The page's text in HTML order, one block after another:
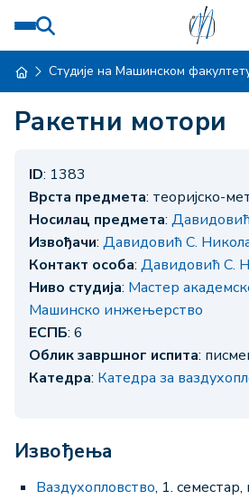
Студије на Машинском
Ракетни мотори
ID: 1383
Врста предмета: теоријско-
Носилац предмета:
Извођачи: Давидовић С.
Контакт особа: Давидовић С.
Ниво студија: Мастер
Машинско инжењерство
ЕСПБ: 6
Облик завршног испита:
Катедра: Катедра за
Извођења
Ваздухопловство, 1. семестар,